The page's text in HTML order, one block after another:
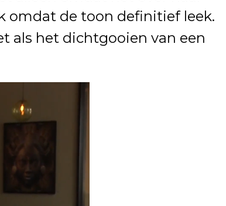
omdat de toon definitief leek.
als het dichtgooien van een